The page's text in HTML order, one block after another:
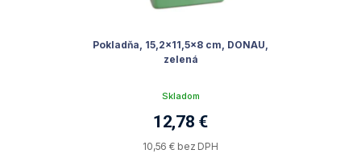
Pokladňa, 15,2x11,5x8 cm, DONAU,
zelená
Skladom
12,78 €
10,56 € bez DPH